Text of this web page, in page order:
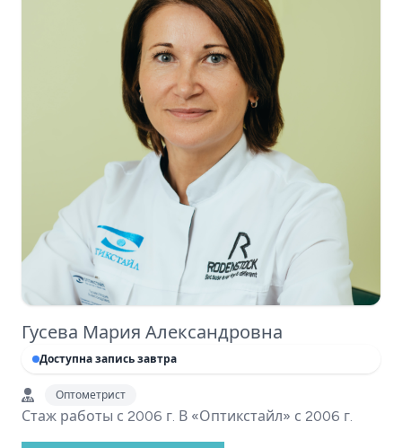
Гусева Мария Александровна
Доступна запись завтра
Оптометрист
Стаж работы с 2006 г. В «Оптикстайл» с 2006 г.